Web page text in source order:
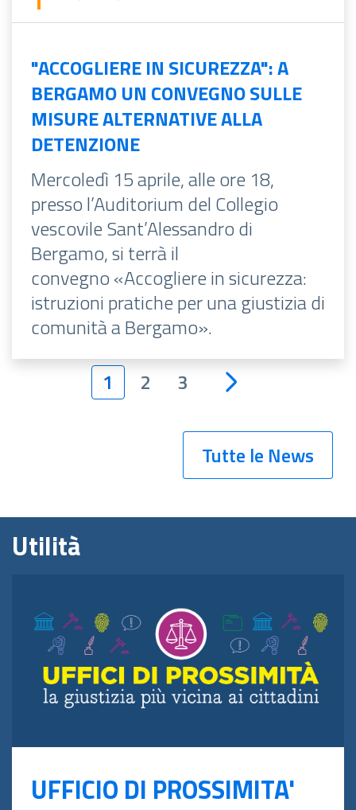
"ACCOGLIERE IN SICUREZZA": A
BERGAMO UN CONVEGNO SULLE
MISURE ALTERNATIVE ALLA
DETENZIONE
Mercoledì 15 aprile, alle ore 18,
presso l’Auditorium del Collegio
vescovile Sant’Alessandro di
Bergamo, si terrà il
convegno «Accogliere in sicurezza:
istruzioni pratiche per una giustizia di
comunità a Bergamo».
1
2 3
Tutte le News
Utilità
UFFICIO DI PROSSIMITA'